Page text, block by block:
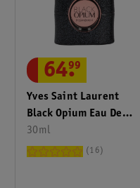
Yves Saint Laurent
Black Opium Eau De
Parfum
30ml
64.
99
16